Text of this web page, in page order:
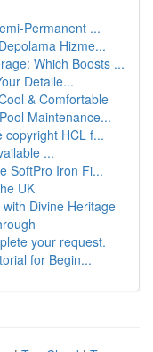
Permanent ...
Hizme...
Which Boosts ...
Detaile...
& Comfortable
Maintenance...
copyright HCL f...
...
SoftPro Iron Fi...
UK
Divine Heritage
your request.
for Begin...